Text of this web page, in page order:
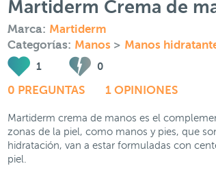
Martiderm Crema de
Marca: Martiderm
Categorías: Manos > Manos
1 0
0 PREGUNTAS 1 OPINIONES
Martiderm crema de manos es el
zonas de la piel, como manos y pies, que
hidratación, van a estar formuladas con
piel.